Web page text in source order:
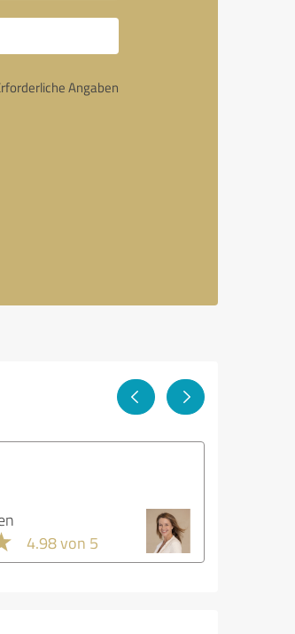
Angaben
4.98 von 5